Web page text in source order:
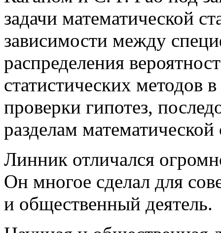
задачи математической
зависимости между
распределения
статистических методов
проверки гипотез,
разделам математической
Линник отличался
Он многое сделал для
и общественный деятель.